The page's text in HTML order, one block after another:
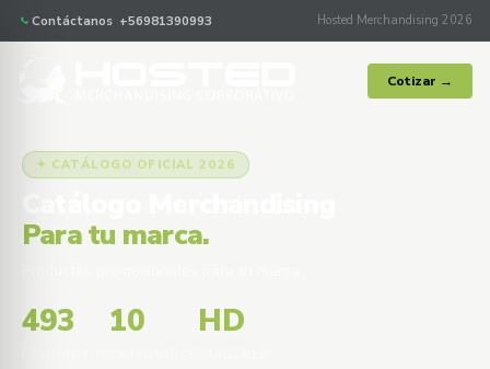
Contáctanos +56981390993 Hosted Merchandising 2026
Cotizar →
✦ CATÁLOGO OFICIAL 2026
Para tu marca.
493 10 HD